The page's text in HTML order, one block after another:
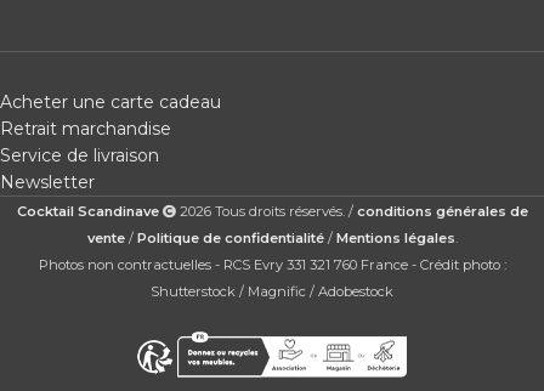
Acheter une carte cadeau
Retrait marchandise
Service de livraison
Newsletter
Cocktail Scandinave 2026 Tous droits réservés. / conditions générales de
vente/ Politique de confidentialité/ Mentions légales
Photos non contractuelles - RCS Evry 331 321 760 France - Crédit photo :
Shutterstock / Magnific / Adobestock